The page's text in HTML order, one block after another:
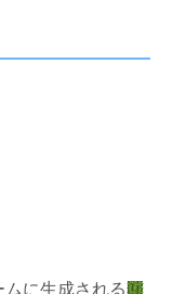
に生成される